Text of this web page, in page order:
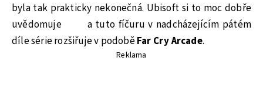
byla tak prakticky nekonečná. Ubisoft si to moc dobře
uvědomuje a tuto fíčuru v nadcházejícím pátém
díle série rozšiřuje v podoběFar Cry Arcade.
Reklama